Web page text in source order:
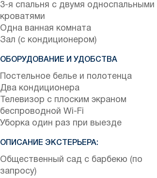
3-я спальня с двумя односпальными
кроватями
Одна ванная комната
Зал (с кондиционером)
ОБОРУДОВАНИЕ И УДОБСТВА
Постельное белье и полотенца
Два кондиционера
Телевизор с плоским экраном
беспроводной Wi-Fi
Уборка один раз при выезде
ОПИСАНИЕ ЭКСТЕРЬЕРА:
Общественный сад с барбекю (по
запросу)